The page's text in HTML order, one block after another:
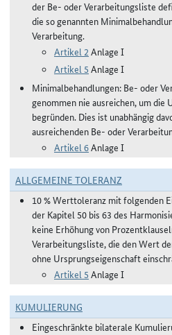
der Be- oder Verarbeitungsliste
die so genannten
Verarbeitung.
Artikel 2 Anlage I
Artikel 5 Anlage I
Minimalbehandlungen: Be- oder
genommen nie ausreichen, um die
begründen. Dies ist unabhängig
ausreichenden Be- oder
Artikel 6Anlage I
ALLGEMEINE TOLERANZ
10 % Werttoleranz mit folgenden
der Kapitel 50 bis 63 des
keine Erhöhung von
Verarbeitungsliste, die den Wert
ohne Ursprungseigenschaft
Artikel 5 Anlage I
KUMULIERUNG
Eingeschränkte bilaterale